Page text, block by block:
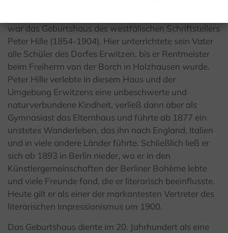
war das Geburtshaus des westfälischen Schriftstellers
Peter Hille (1854-1904). Hier unterrichtete sein Vater
alle Schüler des Dorfes Erwitzen, bis er Rentmeister
beim Freiherrn von der Borch in Holzhausen wurde.
Peter Hille verlebte in diesem Haus und der
Umgebung Erwitzens eine unbeschwerte und
naturverbundene Kindheit, verließ dann aber als
Gymnasiast das Elternhaus und führte ab 1877 ein
unstetes Wanderleben, das ihn nach England, Italien
und in viele andere Länder führte. Schließlich ließ er
sich ab 1893 in Berlin nieder, wo er in den
Künstlergemeinschaften der Berliner Bohème lebte
und viele Freunde fand, die er literarisch beeinflusste.
Heute gilt er als einer der markantesten Vertreter des
literarischen Impressionismus um 1900.
Das Geburtshaus diente im 20. Jahrhundert als eine